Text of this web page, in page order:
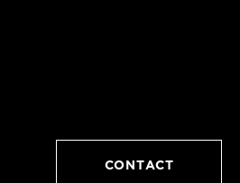
CONTACT